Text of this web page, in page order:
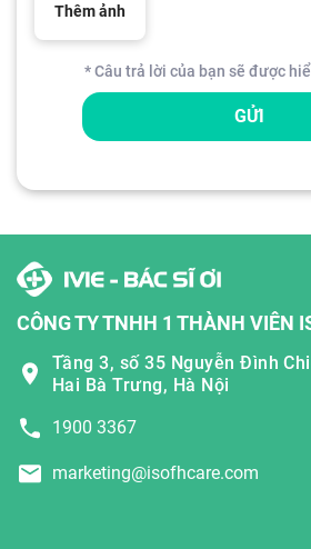
Thêm ảnh
* Câu trả lời của bạn sẽ được
GỬI
CÔNG TY TNHH 1 THÀNH VIÊN
Tầng 3, số 35 Nguyễn Đình
Hai Bà Trưng, Hà Nội
1900 3367
marketing@isofhcare.com